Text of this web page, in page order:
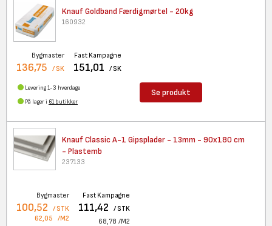
Knauf Goldband Færdigmørtel - 20kg
160932
Bygmaster
136,75 / SK
Fast Kampagne
151,01 / SK
Levering 1-3 hverdage
På lager i 61 butikker
Se produkt
Knauf Classic A-1 Gipsplader - 13mm - 90x180 cm
- Plastemb
237133
Bygmaster
100,52 / STK
62,05 /M2
Fast Kampagne
111,42 / STK
68,78 /M2